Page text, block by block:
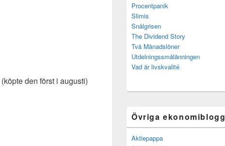
(köpte den först i augusti)
Procentpanik
Slimis
Snålgrisen
The Dividend Story
Två Månadslöner
Utdelningssmålänningen
Vad är livskvalité
Övriga
Aktiepappa